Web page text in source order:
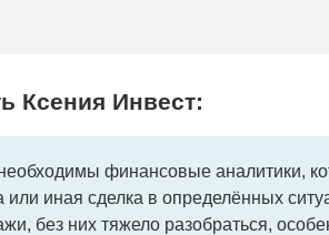
Ксения Инвест:
финансовые аналитики,
или иная сделка в определённых
без них тяжело разобраться,